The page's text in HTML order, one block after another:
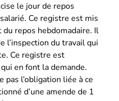
le jour de repos
Ce registre est mis
repos hebdomadaire. Il
l’inspection du travail qui
Ce registre est
en font la demande.
pas l’obligation liée à ce
d’une amende de 1